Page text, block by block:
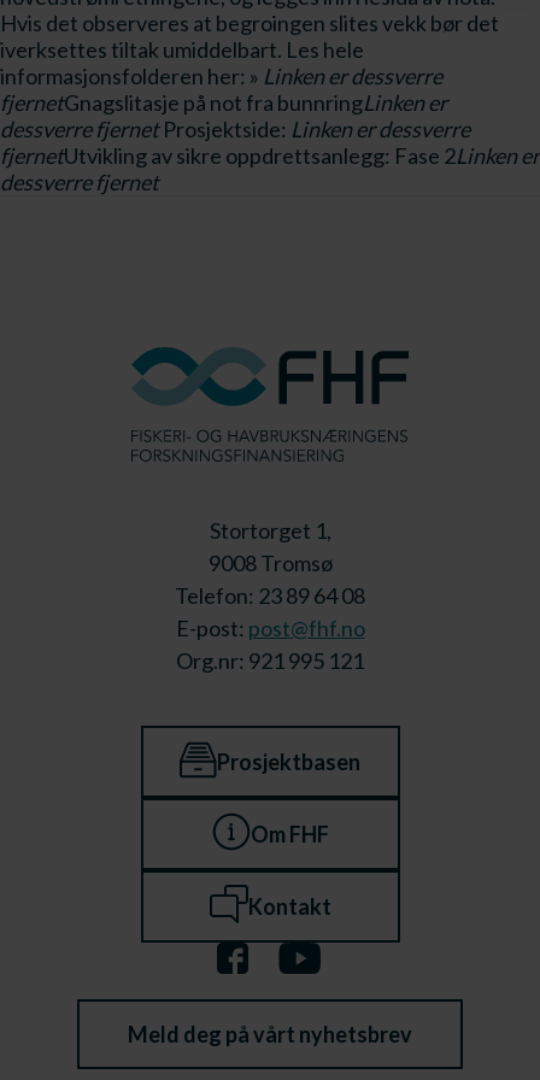
Hvis det observeres at begroingen slites vekk bør det
iverksettes tiltak umiddelbart. Les hele
informasjonsfolderen her: » Linken er dessverre
fjernetGnagslitasje på not fra bunnringLinken er
dessverre fjernetProsjektside: Linken er dessverre
fjernetUtvikling av sikre oppdrettsanlegg: Fase 2Linken er
dessverre fjernet
Stortorget 1,
9008 Tromsø
Telefon: 23 89 64 08
E-post: post@fhf.no
Org.nr: 921 995 121
Prosjektbasen
Om FHF
Kontakt
Meld deg på vårt nyhetsbrev